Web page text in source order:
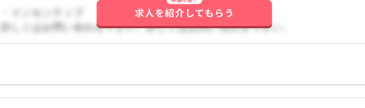
・インセンティブ
詳しくはお問い合わせ下さい。詳しくはお問い合わせ下さい。